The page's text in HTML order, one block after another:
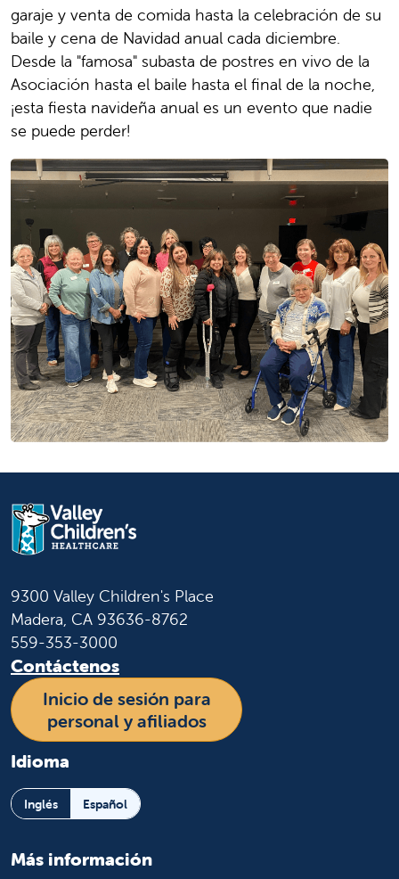
garaje y venta de comida hasta la celebración de su
baile y cena de Navidad anual cada diciembre.
Desde la "famosa" subasta de postres en vivo de la
Asociación hasta el baile hasta el final de la noche,
¡esta fiesta navideña anual es un evento que nadie
se puede perder!
9300 Valley Children's Place
Madera, CA 93636-8762
559-353-3000
Contáctenos
Inicio de sesión para
personal y afiliados
Idioma
Inglés Español
Más información